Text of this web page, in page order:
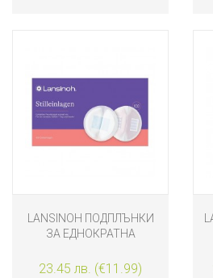
LANSINOH ПОДПЛЪНКИ
ЗА ЕДНОКРАТНА
23.45 лв. (€11.99)